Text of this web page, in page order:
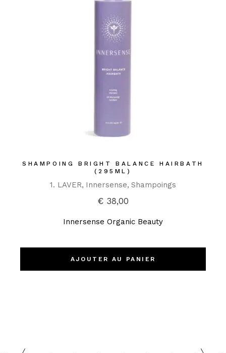
SHAMPOING BRIGHT BALANCE HAIRBATH
(295ML)
1. LAVER Innersense Shampoings
€38,00
Innersense Organic Beauty
AJOUTER AU PANIER